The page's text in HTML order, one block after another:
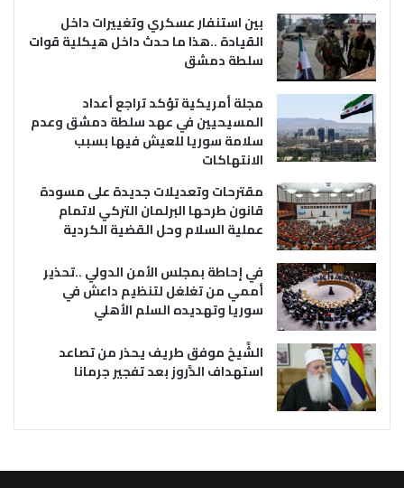
بين استنفار عسكري وتغييرات داخل
القيادة ..هذا ما حدث داخل هيكلية قوات
سلطة دمشق
مجلة أمريكية تؤكد تراجع أعداد
المسيحيين في عهد سلطة دمشق وعدم
سلامة سوريا للعيش فيها بسبب
الانتهاكات
مقترحات وتعديلات جديدة على مسودة
قانون طرحها البرلمان التركي لاتمام
عملية السلام وحل القضية الكردية
في إحاطة بمجلس الأمن الدولي ..تحذير
أممي من تغلغل لتنظيم داعش في
سوريا وتهديده السلم الأهلي
الشَّيخ موفق طريف يحذر من تصاعد
استهداف الدَّروز بعد تفجير جرمانا